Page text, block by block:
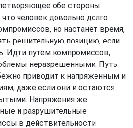
обе стороны.
человек довольно долго
но настанет время,
решительную позицию, если
Идти путем компромиссов,
неразрешенными. Путь
приводит к напряженным и
даже если они и остаются
Напряжения же
и разрушительные
в действительности